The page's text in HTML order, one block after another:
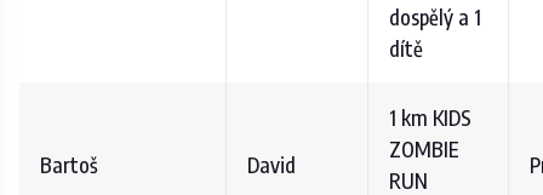
dospělý a 1
dítě
Bartoš David
1 km KIDS
ZOMBIE
RUN